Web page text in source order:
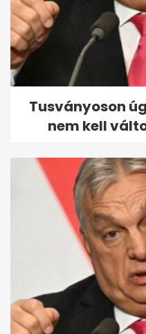
különös,
Török...
Tusványoson
nem kell